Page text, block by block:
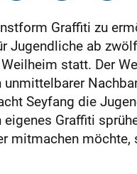
Graffiti zu
Jugendliche ab
statt. Der
Seyfang die
Graffiti
mitmachen